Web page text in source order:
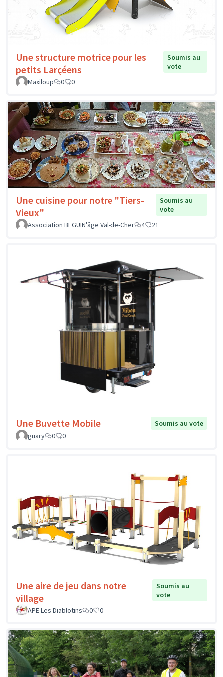
Une structure motrice pour les
petits Larçéens
Soumis au
vote
Maxiloup
0 0
Une cuisine pour notre "Tiers-
Vieux"
Soumis au
vote
Association BEGUIN'âge Val-de-Cher
4 21
Une Buvette Mobile
Soumis au vote
guary
0 0
Une aire de jeu dans notre
village
Soumis au
vote
APE Les Diablotins
0 0